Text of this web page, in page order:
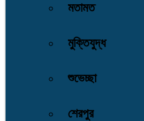
মতামত
মুক্তিযুদ্ধ
শুভেচ্ছা
শেরপুর